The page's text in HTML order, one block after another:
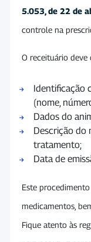
5.053, de 22 de
controle na
O receituário
Identificação
(nome,
Dados do
Descrição do
tratamento;
Data de
Este
medicamentos,
Fique atento às